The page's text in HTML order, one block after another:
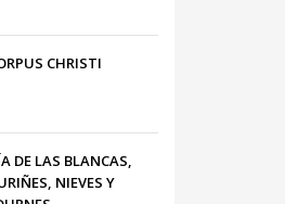
CHRISTI
DE LAS BLANCAS,
NIEVES Y